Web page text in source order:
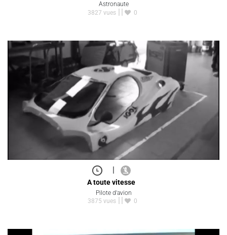
Astronaute
3827 vues
0
|
A toute vitesse
Pilote d'avion
3875 vues
0